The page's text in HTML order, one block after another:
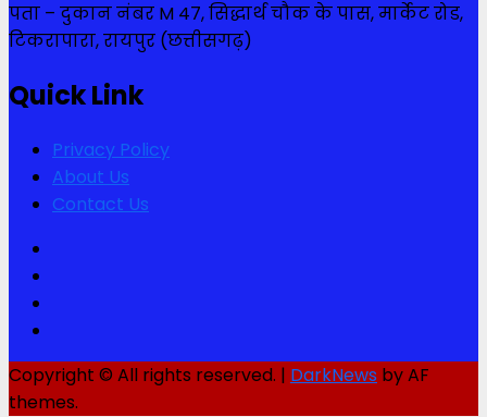
पता – दुकान नंबर M 47, सिद्धार्थ चौक के पास, मार्केट रोड,
टिकरापारा, रायपुर (छत्तीसगढ़)
Quick Link
Privacy Policy
About Us
Contact Us
Copyright © All rights reserved. | DarkNews by AF
themes.